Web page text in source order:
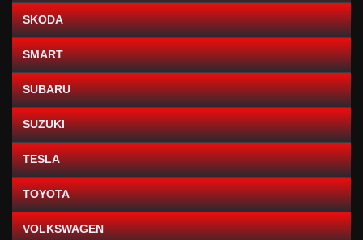
SKODA
SMART
SUBARU
SUZUKI
TESLA
TOYOTA
VOLKSWAGEN